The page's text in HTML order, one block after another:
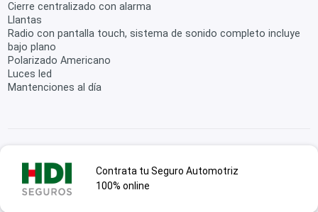
Cierre centralizado con alarma
Llantas
Radio con pantalla touch, sistema de sonido completo incluye
bajo plano
Polarizado Americano
Luces led
Mantenciones al día
Contrata tu Seguro Automotriz
100% online